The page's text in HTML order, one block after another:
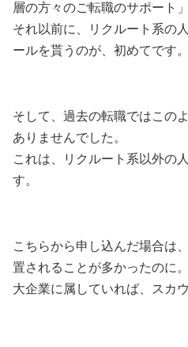
層の方々のご転職のサポート」
それ以前に、リクルート系の
ールを貰うのが、初めてです。
そして、過去の転職ではこの
ありませんでした。
これは、リクルート系以外の
す。
こちらから申し込んだ場合は
置されることが多かったのに。
大企業に属していれば、スカ